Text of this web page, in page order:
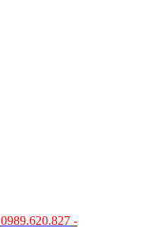
0989.620.827 -